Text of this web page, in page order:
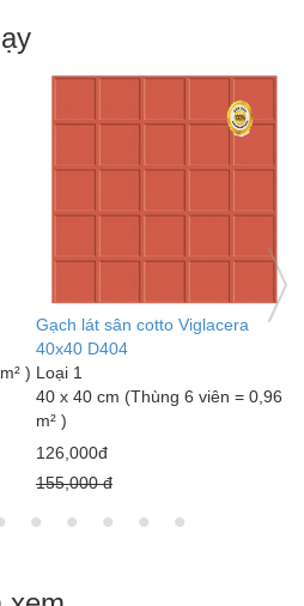
Gạch lát sân tráng men Mikado
GLM4040MX
Loại 1
40 x 40 cm (Thùng 6 viên = 0,96
m² )
23,000đ
25,000 đ